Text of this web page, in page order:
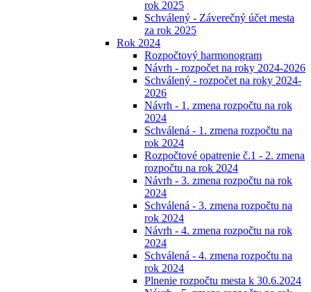
rok 2025
Schválený - Záverečný účet mesta
za rok 2025
Rok 2024
Rozpočtový harmonogram
Návrh - rozpočet na roky 2024-2026
Schválený - rozpočet na roky 2024-
2026
Návrh - 1. zmena rozpočtu na rok
2024
Schválená - 1. zmena rozpočtu na
rok 2024
Rozpočtové opatrenie č.1 - 2. zmena
rozpočtu na rok 2024
Návrh - 3. zmena rozpočtu na rok
2024
Schválená - 3. zmena rozpočtu na
rok 2024
Návrh - 4. zmena rozpočtu na rok
2024
Schválená - 4. zmena rozpočtu na
rok 2024
Plnenie rozpočtu mesta k 30.6.2024